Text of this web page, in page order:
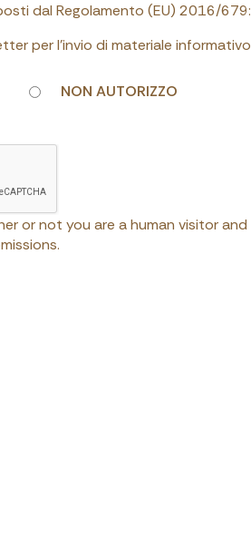
dal Regolamento (EU) 2016/679:
per l'invio di materiale informativo
NON AUTORIZZO
or not you are a human visitor and